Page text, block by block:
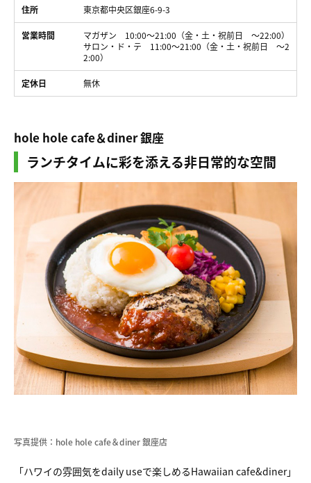
住所 東京都中央区銀座6-9-3
営業時間
マガザン 10:00～21:00（金・土・祝前日 ～22:00）
サロン・ド・テ 11:00～21:00（金・土・祝前日 ～2
2:00）
定休日 無休
hole hole cafe＆diner 銀座
ランチタイムに彩を添える非日常的な空間
写真提供：hole hole cafe＆diner 銀座店
「ハワイの雰囲気をdaily useで楽しめるHawaiian cafe&diner」